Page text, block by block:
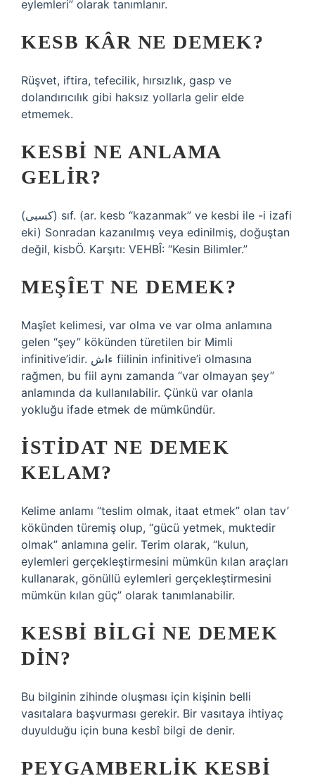
eylemleri” olarak tanımlanır.
KESB KÂR NE DEMEK?
Rüşvet, iftira, tefecilik, hırsızlık, gasp ve
dolandırıcılık gibi haksız yollarla gelir elde
etmemek.
KESBI NE ANLAMA
GELIR?
(ﻛﺴﺒﻰ) sıf. (ar. kesb “kazanmak” ve kesbі ile -і izafi
eki) Sonradan kazanılmış veya edinilmiş, doğuştan
değil, kisbÖ. Karşıtı: VEHBÎ: “Kesin Bilimler.”
MEŞÎET NE DEMEK?
Maşîet kelimesi, var olma ve var olma anlamına
gelen “şey” kökünden türetilen bir Mimli
infinitive’idir. ءاش fiilinin infinitive’i olmasına
rağmen, bu fiil aynı zamanda “var olmayan şey”
anlamında da kullanılabilir. Çünkü var olanla
yokluğu ifade etmek de mümkündür.
İSTIDAT NE DEMEK
KELAM?
Kelime anlamı “teslim olmak, itaat etmek” olan tav’
kökünden türemiş olup, “gücü yetmek, muktedir
olmak” anlamına gelir. Terim olarak, “kulun,
eylemleri gerçekleştirmesini mümkün kılan araçları
kullanarak, gönüllü eylemleri gerçekleştirmesini
mümkün kılan güç” olarak tanımlanabilir.
KESBI BILGI NE DEMEK
DIN?
Bu bilginin zihinde oluşması için kişinin belli
vasıtalara başvurması gerekir. Bir vasıtaya ihtiyaç
duyulduğu için buna kesbî bilgi de denir.
PEYGAMBERLIK KESBI